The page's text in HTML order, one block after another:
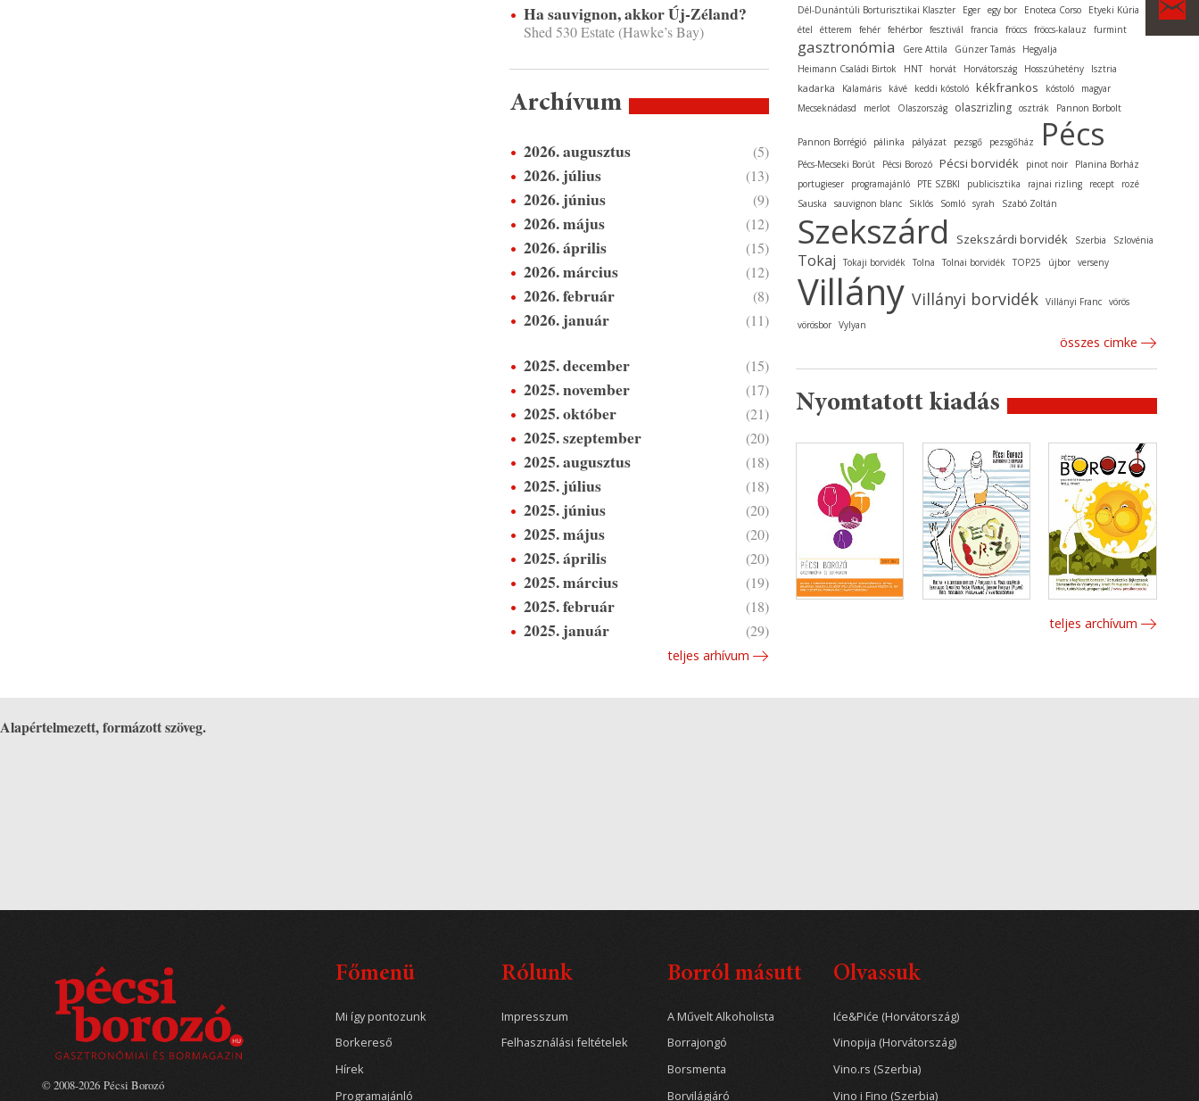
Ha sauvignon, akkor Új-Zéland?
Shed 530 Estate (Hawke’s Bay)
Archívum
2026. augusztus (5)
2026. július (13)
2026. június (9)
2026. május (12)
2026. április (15)
2026. március (12)
2026. február (8)
2026. január (11)
2025. december (15)
2025. november (17)
2025. október (21)
2025. szeptember (20)
2025. augusztus (18)
2025. július (18)
2025. június (20)
2025. május (20)
2025. április (20)
2025. március (19)
2025. február (18)
2025. január (29)
teljes arhívum
Dél-Dunántúli Borturisztikai Klaszter
Eger egy bor Enoteca Corso
Etyeki Kúria
étel
étterem fehér fehérbor fesztivál francia fröccs fröccs-kalauz furmint
gasztronómia Gere Attila Günzer Tamás
Hegyalja
Heimann Családi Birtok
HNT horvát Horvátország Hosszúhetény Isztria
kadarka Kalamáris kávé keddi kóstoló kékfrankos kóstoló
magyar
Mecseknádasd
merlot Olaszország olaszrizling osztrák Pannon Borbolt
Pannon Borrégió pálinka pályázat pezsgő pezsgőház Pécs
Pécs-Mecseki Borút Pécsi Borozó Pécsi borvidék pinot noir
Planina Borház
portugieser
programajánló PTE SZBKI publicisztika rajnai rizling recept
rozé
Sauska
sauvignon blanc Siklós Somló syrah Szabó Zoltán
Szekszárd Szekszárdi borvidék Szerbia Szlovénia
Tokaj Tokaji borvidék Tolna Tolnai borvidék TOP25 újbor verseny
Villány Villányi borvidék Villányi Franc vörös
vörösbor Vylyan
összes cimke
Nyomtatott kiadás
teljes archívum
Alapértelmezett, formázott szöveg.
Főmenü
Mi így pontozunk
Borkereső
Hírek
Programajánló
Rólunk
Impresszum
Felhasználási feltételek
Borról másutt
A Művelt Alkoholista
Borrajongó
Borsmenta
Borvilágjáró
Olvassuk
Iće&Piće (Horvátország)
Vinopija (Horvátország)
Vino.rs (Szerbia)
Vino i Fino (Szerbia)
© 2008-2026 Pécsi Borozó